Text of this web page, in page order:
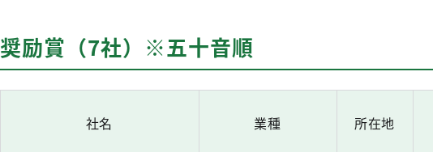
奨励賞（7社）※五十音順
社名 業種 所在地